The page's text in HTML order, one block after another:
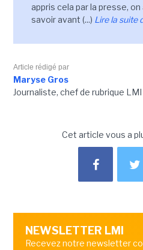
appris cela par la presse,
savoir avant (...) Lire la suite
Article rédigé par
Maryse Gros
Journaliste, chef de rubrique LMI
Cet article vous a
NEWSLETTER LMI
Recevez notre newsletter